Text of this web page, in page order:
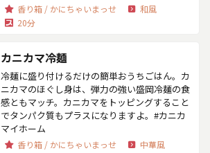
香り箱 / かにちゃいまっせ
和風
20分
カニカマ冷麺
冷麺に盛り付けるだけの簡単おうちごはん。カ
ニカマのほぐし身は、弾力の強い盛岡冷麺の食
感ともマッチ。カニカマをトッピングすること
でタンパク質もプラスになりますよ。#カニカ
マイホーム
香り箱 / かにちゃいまっせ
中華風